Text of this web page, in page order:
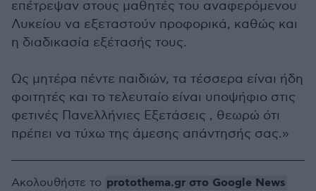
επέτρεψαν στους μαθητές του αναφερόμενου
Λυκείου να εξεταστούν προφορικά, καθώς και
η διαδικασία εξέτασής τους.
Ως μητέρα πέντε παιδιών, τα τέσσερα είναι ήδη
φοιτητές και το τελευταίο είναι υποψήφιο στις
φετινές Πανελλήνιες Εξετάσεις , θεωρώ ότι
πρέπει να τύχω της άμεσης απάντησής σας.»
Ακολουθήστε το protothema.gr στο Google News